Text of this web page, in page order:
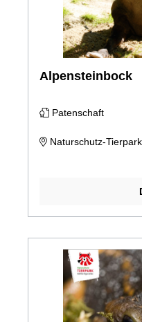
Alpensteinbock
Patenschaft
Naturschutz-